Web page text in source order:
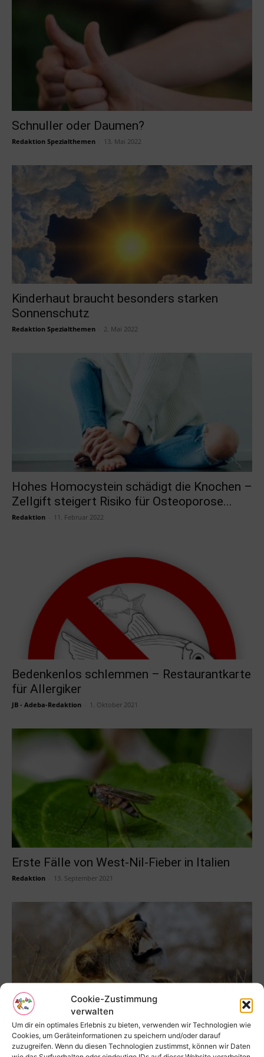
Cookie-Zustimmung
verwalten
Um dir ein optimales Erlebnis zu bieten, verwenden wir Technologien wie
Cookies, um Geräteinformationen zu speichern und/oder darauf
zuzugreifen. Wenn du diesen Technologien zustimmst, können wir Daten
Schnuller oder Daumen?
Redaktion Spezialthemen 13. Mai 2022
Kinderhaut braucht besonders starken
Sonnenschutz
Redaktion Spezialthemen 2. Mai 2022
Hohes Homocystein schädigt die Knochen –
Zellgift steigert Risiko für Osteoporose...
Redaktion 11. Februar 2022
Bedenkenlos schlemmen – Restaurantkarte
für Allergiker
JB - Adeba-Redaktion 1. Oktober 2021
Erste Fälle von West-Nil-Fieber in Italien
Redaktion 13. September 2021
Fissurenversiegelung schützt Kinderzähne
vor Karies